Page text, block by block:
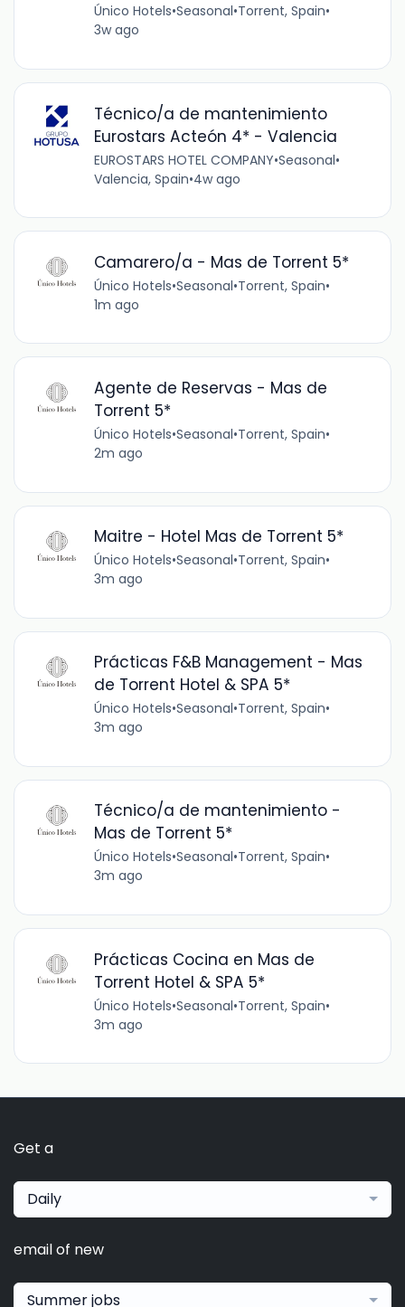
Único Hotels•Seasonal•Torrent, Spain•
3w ago
Técnico/a de mantenimiento
Eurostars Acteón 4* - Valencia
EUROSTARS HOTEL COMPANY•Seasonal•
Valencia, Spain•4w ago
Camarero/a - Mas de Torrent 5*
Único Hotels•Seasonal•Torrent, Spain•
1m ago
Agente de Reservas - Mas de
Torrent 5*
Único Hotels•Seasonal•Torrent, Spain•
2m ago
Maitre - Hotel Mas de Torrent 5*
Único Hotels•Seasonal•Torrent, Spain•
3m ago
Prácticas F&B Management - Mas
de Torrent Hotel & SPA 5*
Único Hotels•Seasonal•Torrent, Spain•
3m ago
Técnico/a de mantenimiento -
Mas de Torrent 5*
Único Hotels•Seasonal•Torrent, Spain•
3m ago
Prácticas Cocina en Mas de
Torrent Hotel & SPA 5*
Único Hotels•Seasonal•Torrent, Spain•
3m ago
Get a
Daily
email of new
Summer jobs